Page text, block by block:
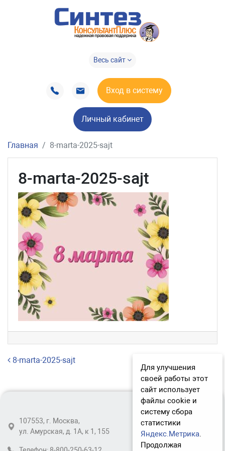
Весь сайт
Вход в систему
Личный кабинет
Главная 8-marta-2025-sajt
8-marta-2025-sajt
Навигация по записям
8-marta-2025-sajt
107553, г. Москва,
ул. Амурская, д. 1А, к 1, 155
Для улучшения
своей работы этот
сайт использует
файлы cookie и
систему сбора
статистики
Яндекс.Метрика.
Продолжая